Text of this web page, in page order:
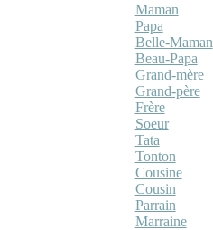
Maman
Papa
Belle-Maman
Beau-Papa
Grand-mère
Grand-père
Frère
Soeur
Tata
Tonton
Cousine
Cousin
Parrain
Marraine